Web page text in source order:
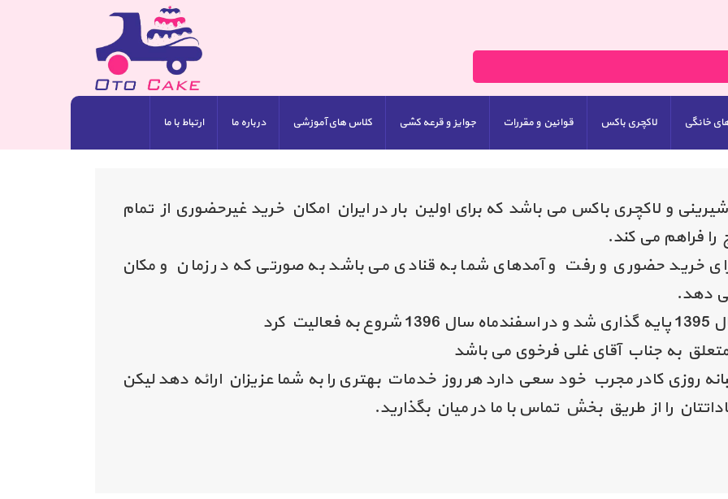
خانگی لاکچری باکس قوانین و مقررات جوایز و قرعه کشی کلاس های آموزشی درباره ما ارتباط با ما
و لاکچری باکس می باشد که برای اولین بار در ایران امکان خرید غیرحضوری از تمام
فراهم می کند.
خرید حضوری و رفت و آمدهای شما به قنادی می باشد به صورتی که در زمان و مکان
دهد.
به جناب آقای غلی فرخوی می باشد
روزی کادر مجرب خود سعی دارد هر روز خدمات بهتری را به شما عزیزان ارائه دهد لیکن
را از طریق بخش تماس با ما در میان بگذارید.